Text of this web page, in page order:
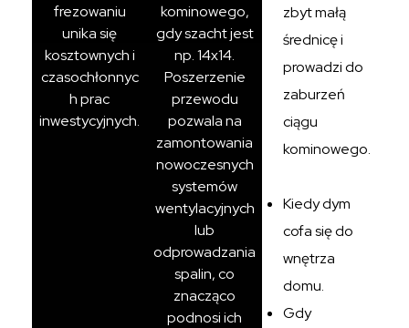
frezowaniu
unika się
kosztownych i
czasochłonnyc
h prac
inwestycyjnych.
kominowego,
gdy szacht jest
np. 14x14.
Poszerzenie
przewodu
pozwala na
zamontowania
nowoczesnych
systemów
wentylacyjnych
lub
odprowadzania
spalin, co
znacząco
podnosi ich
zbyt małą
średnicę i
prowadzi do
zaburzeń
ciągu
kominowego.
Kiedy dym
cofa się do
wnętrza
domu.
Gdy